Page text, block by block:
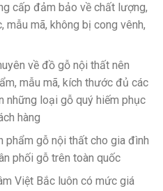
cấp đảm bảo về chất lượng,
mã, không bị cong vênh,
về đồ gỗ nội thất nên
mẫu mã, kích thước đủ các
những loại gỗ quý hiếm phục
hàng
phẩm gỗ nội thất cho gia đình
phối gỗ trên toàn quốc
Việt Bắc luôn có mức giá